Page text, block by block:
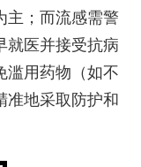
主；而流感需警
就医并接受抗病
滥用药物（如不
准地采取防护和